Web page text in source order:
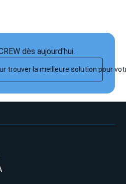
dès aujourd'hui.
trouver la meilleure solution pour